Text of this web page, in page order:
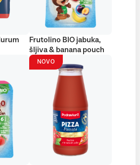
Frutolino BIO jabuka,
šljiva & banana pouch
NOVO